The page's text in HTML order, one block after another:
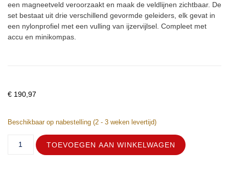
een magneetveld veroorzaakt en maak de veldlijnen zichtbaar. De
set bestaat uit drie verschillend gevormde geleiders, elk gevat in
een nylonprofiel met een vulling van ijzervijlsel. Compleet met
accu en minikompas.
€ 190,97
Beschikbaar op nabestelling (2 - 3 weken levertijd)
TOEVOEGEN AAN WINKELWAGEN